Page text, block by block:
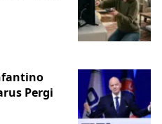
Pergi